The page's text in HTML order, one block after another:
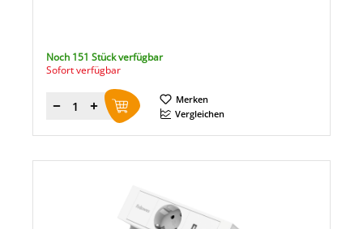
Noch 151 Stück verfügbar
Sofort verfügbar
Menge
Merken
Vergleichen